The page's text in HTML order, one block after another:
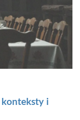
konteksty i